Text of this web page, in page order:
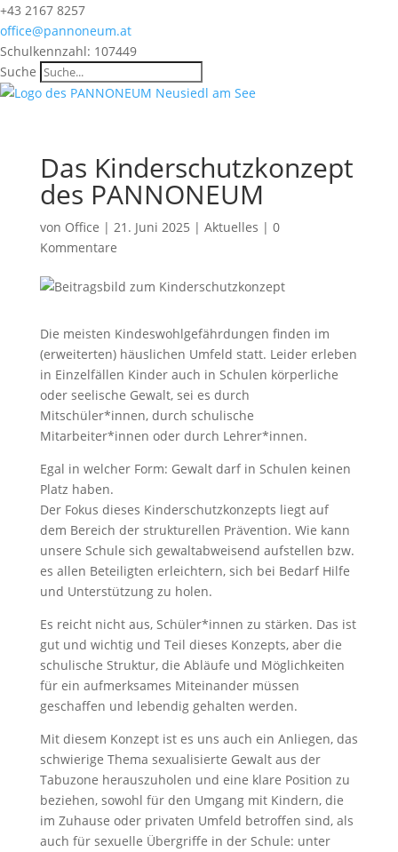
+43 2167 8257
office@pannoneum.at
Schulkennzahl: 107449
Suche
Das Kinderschutzkonzept
des PANNONEUM
von Office | 21. Juni 2025 | Aktuelles | 0
Kommentare
Die meisten Kindeswohlgefährdungen finden im
(erweiterten) häuslichen Umfeld statt. Leider erleben
in Einzelfällen Kinder auch in Schulen körperliche
oder seelische Gewalt, sei es durch
Mitschüler*innen, durch schulische
Mitarbeiter*innen oder durch Lehrer*innen.
Egal in welcher Form: Gewalt darf in Schulen keinen
Platz haben.
Der Fokus dieses Kinderschutzkonzepts liegt auf
dem Bereich der strukturellen Prävention. Wie kann
unsere Schule sich gewaltabweisend aufstellen bzw.
es allen Beteiligten erleichtern, sich bei Bedarf Hilfe
und Unterstützung zu holen.
Es reicht nicht aus, Schüler*innen zu stärken. Das ist
gut und wichtig und Teil dieses Konzepts, aber die
schulische Struktur, die Abläufe und Möglichkeiten
für ein aufmerksames Miteinander müssen
geschaffen und lebendig gehalten werden.
Mit diesem Konzept ist es uns auch ein Anliegen, das
schwierige Thema sexualisierte Gewalt aus der
Tabuzone herauszuholen und eine klare Position zu
beziehen, sowohl für den Umgang mit Kindern, die
im Zuhause oder privaten Umfeld betroffen sind, als
auch für sexuelle Übergriffe in der Schule: unter